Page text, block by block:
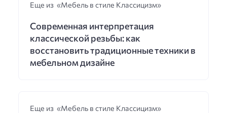
Еще из «Мебель в стиле Классицизм»
Современная интерпретация
классической резьбы: как
восстановить традиционные техники в
мебельном дизайне
Еще из «Мебель в стиле Классицизм»